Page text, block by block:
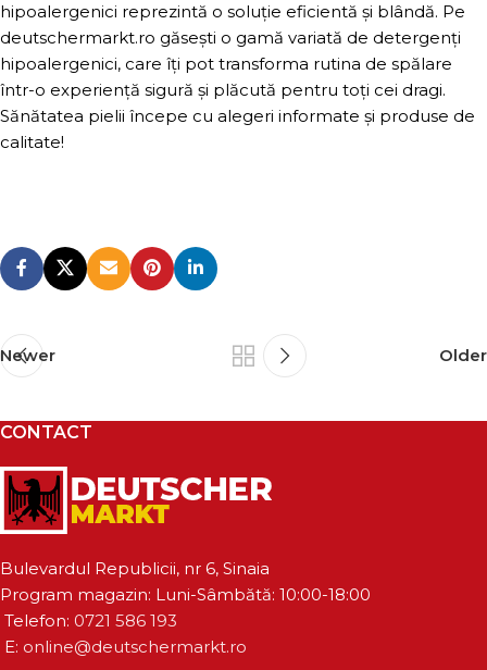
hipoalergenici reprezintă o soluție eficientă și blândă. Pe
deutschermarkt.ro găsești o gamă variată de detergenți
hipoalergenici, care îți pot transforma rutina de spălare
într-o experiență sigură și plăcută pentru toți cei dragi.
Sănătatea pielii începe cu alegeri informate și produse de
calitate!
Newer Older
CONTACT
Bulevardul Republicii, nr 6, Sinaia
Program magazin: Luni-Sâmbătă: 10:00-18:00
Telefon: 0721 586 193
E: online@deutschermarkt.ro